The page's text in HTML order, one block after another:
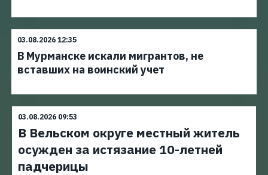
03.08.2026 12:35
В Мурманске искали мигрантов, не
вставших на воинский учет
03.08.2026 09:53
В Вельском округе местный житель
осужден за истязание 10-летней
падчерицы